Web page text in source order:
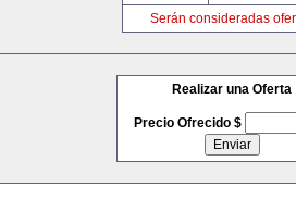
Serán consideradas
Realizar una Oferta
Precio Ofrecido $